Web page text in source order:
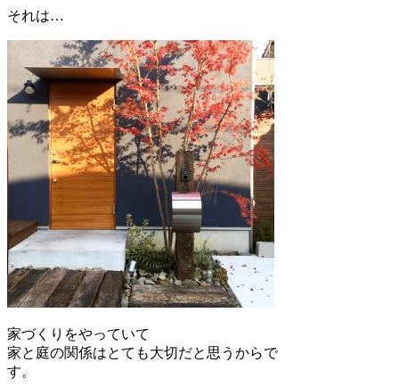
それは…
家づくりをやっていて
家と庭の関係はとても大切だと思うからで
す。